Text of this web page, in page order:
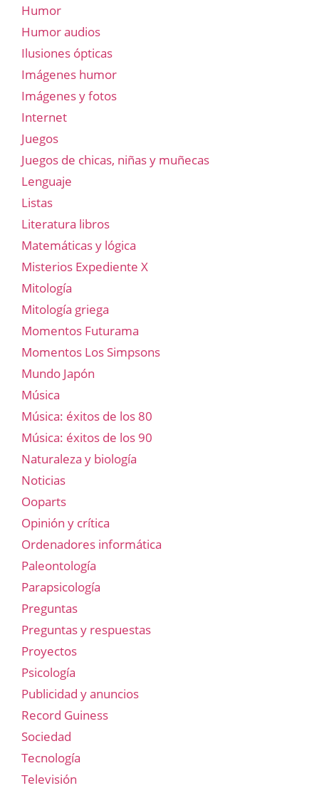
Humor
Humor audios
Ilusiones ópticas
Imágenes humor
Imágenes y fotos
Internet
Juegos
Juegos de chicas, niñas y muñecas
Lenguaje
Listas
Literatura libros
Matemáticas y lógica
Misterios Expediente X
Mitología
Mitología griega
Momentos Futurama
Momentos Los Simpsons
Mundo Japón
Música
Música: éxitos de los 80
Música: éxitos de los 90
Naturaleza y biología
Noticias
Ooparts
Opinión y crítica
Ordenadores informática
Paleontología
Parapsicología
Preguntas
Preguntas y respuestas
Proyectos
Psicología
Publicidad y anuncios
Record Guiness
Sociedad
Tecnología
Televisión